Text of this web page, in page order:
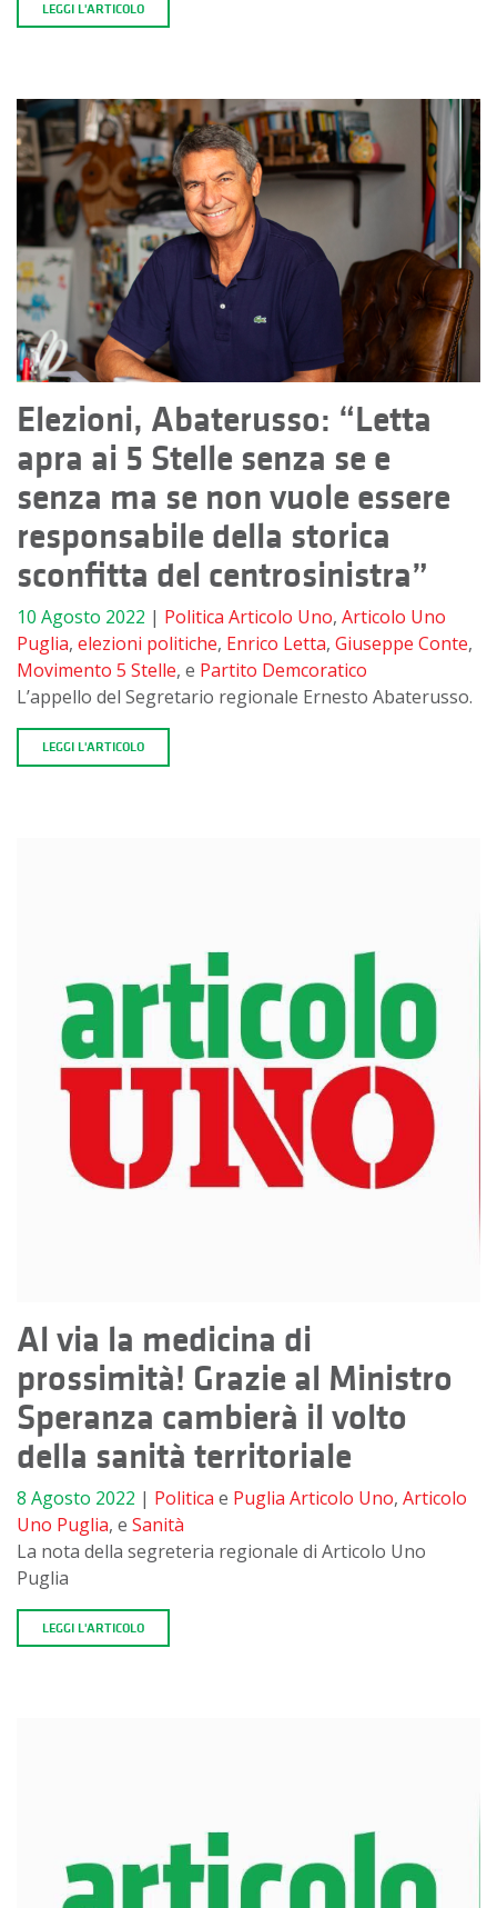
LEGGI L'ARTICOLO
Elezioni, Abaterusso: “Letta
apra ai 5 Stelle senza se e
senza ma se non vuole essere
responsabile della storica
sconfitta del centrosinistra”
10 Agosto 2022 | Politica Articolo Uno, Articolo Uno
Puglia, elezioni politiche, Enrico Letta, Giuseppe Conte,
Movimento 5 Stelle, e Partito Demcoratico
L’appello del Segretario regionale Ernesto Abaterusso.
LEGGI L'ARTICOLO
Al via la medicina di
prossimità! Grazie al Ministro
Speranza cambierà il volto
della sanità territoriale
8 Agosto 2022 | Politica e Puglia Articolo Uno, Articolo
Uno Puglia, e Sanità
La nota della segreteria regionale di Articolo Uno
Puglia
LEGGI L'ARTICOLO